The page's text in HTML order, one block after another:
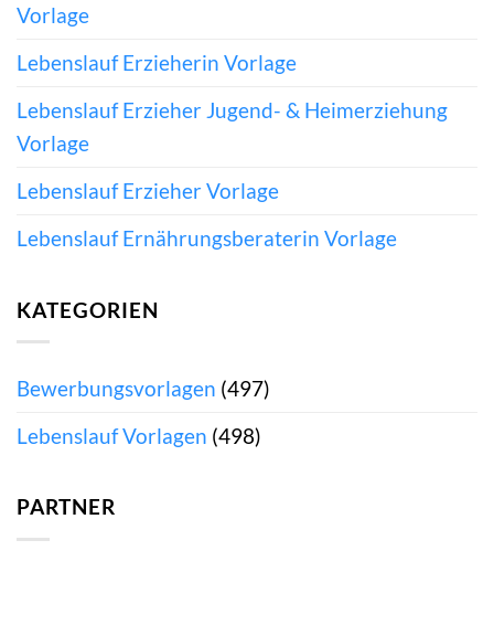
Vorlage
Lebenslauf Erzieherin Vorlage
Lebenslauf Erzieher Jugend- & Heimerziehung
Vorlage
Lebenslauf Erzieher Vorlage
Lebenslauf Ernährungsberaterin Vorlage
KATEGORIEN
Bewerbungsvorlagen (497)
Lebenslauf Vorlagen (498)
PARTNER